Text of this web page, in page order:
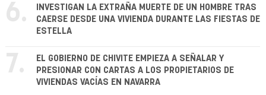
6.
INVESTIGAN LA EXTRAÑA MUERTE DE UN HOMBRE TRAS
CAERSE DESDE UNA VIVIENDA DURANTE LAS FIESTAS DE
ESTELLA
7.
EL GOBIERNO DE CHIVITE EMPIEZA A SEÑALAR Y
PRESIONAR CON CARTAS A LOS PROPIETARIOS DE
VIVIENDAS VACÍAS EN NAVARRA